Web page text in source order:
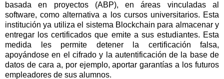
basada en proyectos (ABP), en áreas vinculadas al
software, como alternativa a los cursos universitarios. Esta
institución ya utiliza el sistema Blockchain para almacenar y
entregar los certificados que emite a sus estudiantes. Esta
medida les permite detener la certificación falsa,
apoyándose en el cifrado y la autentificación de la base de
datos de cara a, por ejemplo, aportar garantías a los futuros
empleadores de sus alumnos.